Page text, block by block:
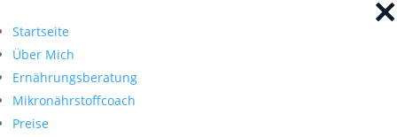
Startseite
Über Mich
Ernährungsberatung
Mikronährstoffcoach
Preise